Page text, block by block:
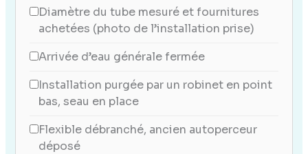
Diamètre du tube mesuré et fournitures
achetées (photo de l’installation prise)
Arrivée d’eau générale fermée
Installation purgée par un robinet en point
bas, seau en place
Flexible débranché, ancien autoperceur
déposé